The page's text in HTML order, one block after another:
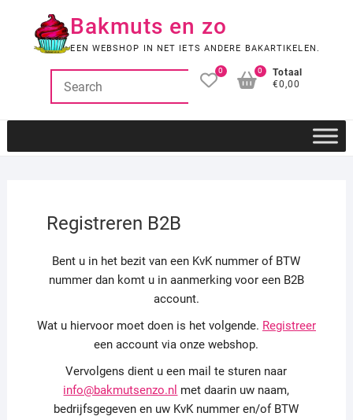
Bakmuts en zo
EEN WEBSHOP IN NET IETS ANDERE BAKARTIKELEN.
0
Totaal
€0,00
0
Registreren B2B
Bent u in het bezit van een KvK nummer of BTW
nummer dan komt u in aanmerking voor een B2B
account.
Wat u hiervoor moet doen is het volgende. Registreer
een account via onze webshop.
Vervolgens dient u een mail te sturen naar
info@bakmutsenzo.nl met daarin uw naam,
bedrijfsgegeven en uw KvK nummer en/of BTW